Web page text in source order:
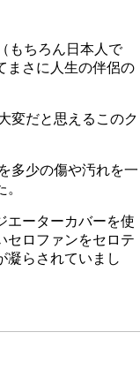
もちろん日本人で
まさに人生の伴侶の
変だと思えるこのク
多少の傷や汚れを一
エーターカバーを使
セロファンをセロテ
凝らされていまし